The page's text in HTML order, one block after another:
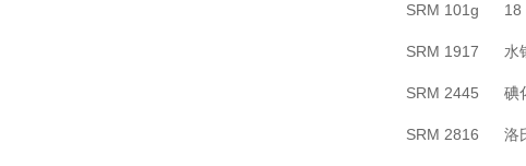
SRM 101g 18
SRM 1917 水
SRM 2445 碘
SRM 2816 洛